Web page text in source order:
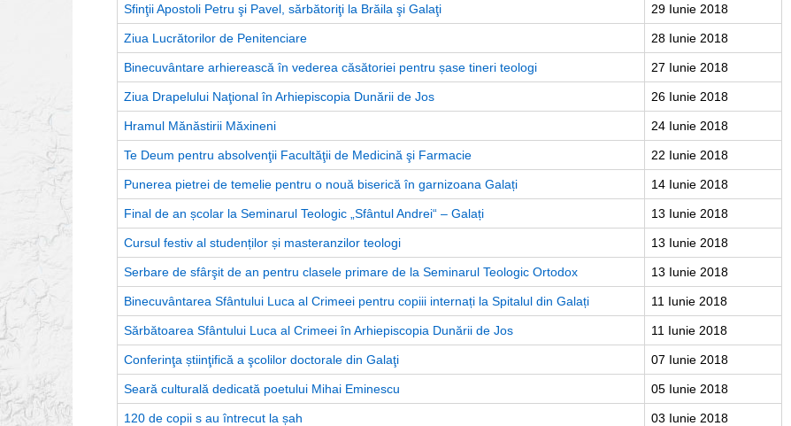
Sfinţii Apostoli Petru şi Pavel, sărbătoriţi la Brăila şi Galaţi 29 Iunie 2018
Ziua Lucrătorilor de Penitenciare 28 Iunie 2018
Binecuvântare arhierească în vederea căsătoriei pentru șase tineri teologi 27 Iunie 2018
Ziua Drapelului Naţional în Arhiepiscopia Dunării de Jos 26 Iunie 2018
Hramul Mănăstirii Măxineni 24 Iunie 2018
Te Deum pentru absolvenţii Facultăţii de Medicină şi Farmacie 22 Iunie 2018
Punerea pietrei de temelie pentru o nouă biserică în garnizoana Galați 14 Iunie 2018
Final de an școlar la Seminarul Teologic „Sfântul Andrei“ – Galați 13 Iunie 2018
Cursul festiv al studenților și masteranzilor teologi 13 Iunie 2018
Serbare de sfârşit de an pentru clasele primare de la Seminarul Teologic Ortodox 13 Iunie 2018
Binecuvântarea Sfântului Luca al Crimeei pentru copiii internați la Spitalul din Galați 11 Iunie 2018
Sărbătoarea Sfântului Luca al Crimeei în Arhiepiscopia Dunării de Jos 11 Iunie 2018
Conferinţa știinţifică a şcolilor doctorale din Galaţi 07 Iunie 2018
Seară culturală dedicată poetului Mihai Eminescu 05 Iunie 2018
120 de copii s au întrecut la șah 03 Iunie 2018